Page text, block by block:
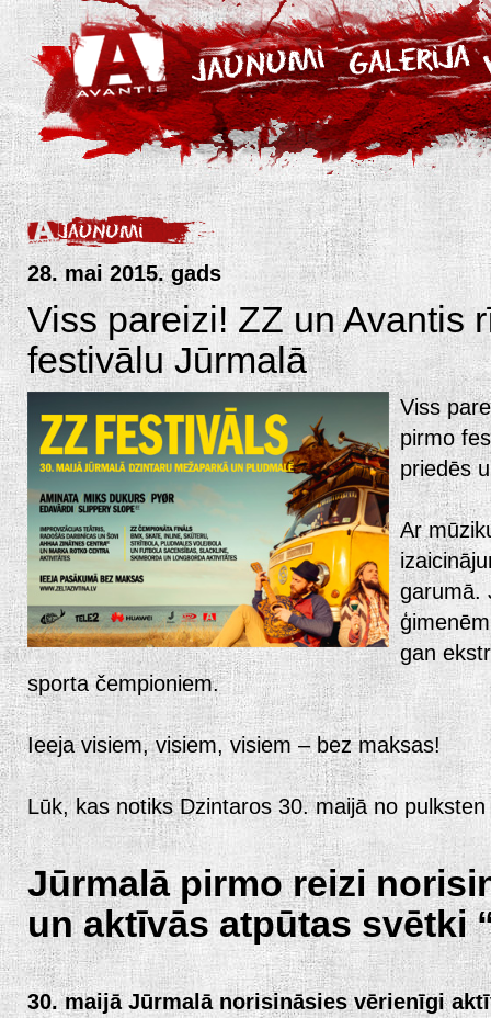
28. mai 2015. gads
Viss pareizi! ZZ un Avantis
festivālu Jūrmalā
Viss
pirmo
priedēs
Ar
garumā.
gan
sporta čempioniem.
Ieeja visiem, visiem, visiem – bez maksas!
Lūk, kas notiks Dzintaros 30. maijā no
Jūrmalā pirmo reizi
un aktīvās atpūtas svētki
30. maijā Jūrmalā norisināsies vērienīgi aktī